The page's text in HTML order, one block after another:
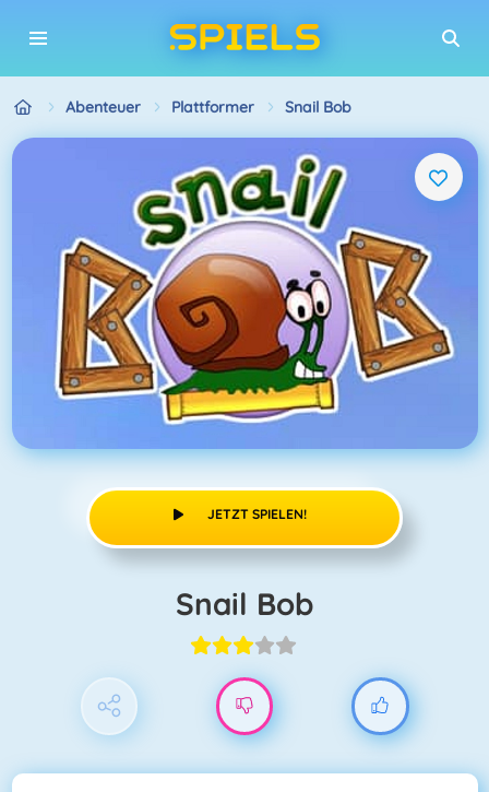
Abenteuer Plattformer Snail Bob
JETZT SPIELEN!
Snail Bob